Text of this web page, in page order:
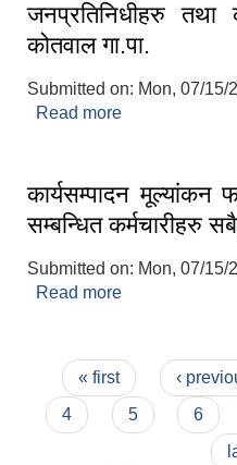
जनप्रतिनिधीहरु
कोतवाल गा.पा.
Submitted on: Mon, 07/15/
Read more
कार्यसम्पादन मूल्यांकन
सम्बन्धित कर्मचारीहरु
Submitted on: Mon, 07/15/
Read more
Pages
« first ‹
4
5 6